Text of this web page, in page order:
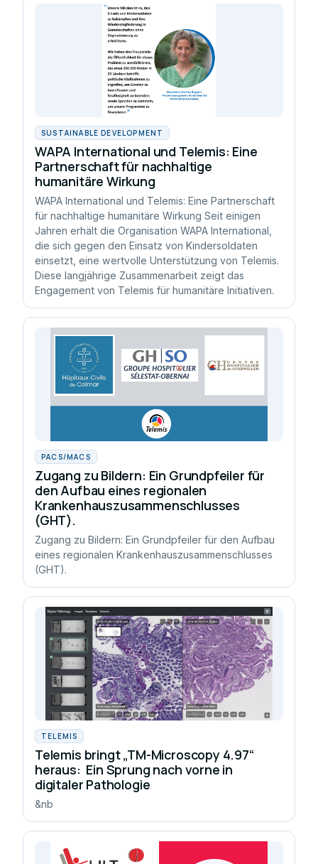
SUSTAINABLE DEVELOPMENT
WAPA International und Telemis: Eine
Partnerschaft für nachhaltige
humanitäre Wirkung
WAPA International und Telemis: Eine Partnerschaft
für nachhaltige humanitäre Wirkung Seit einigen
Jahren erhält die Organisation WAPA International,
die sich gegen den Einsatz von Kindersoldaten
einsetzt, eine wertvolle Unterstützung von Telemis.
Diese langjährige Zusammenarbeit zeigt das
Engagement von Telemis für humanitäre Initiativen.
PACS/MACS
Zugang zu Bildern: Ein Grundpfeiler für
den Aufbau eines regionalen
Krankenhauszusammenschlusses
(GHT).
Zugang zu Bildern: Ein Grundpfeiler für den Aufbau
eines regionalen Krankenhauszusammenschlusses
(GHT).
TELEMIS
Telemis bringt „TM-Microscopy 4.97“
heraus: Ein Sprung nach vorne in
digitaler Pathologie
&nb